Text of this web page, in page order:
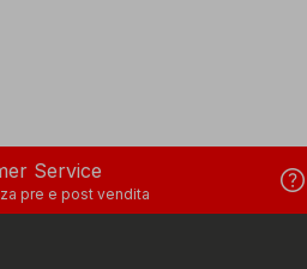
Service
pre e post vendita help